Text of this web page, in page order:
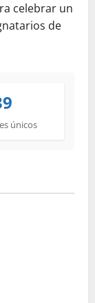
celebrar un
de
únicos